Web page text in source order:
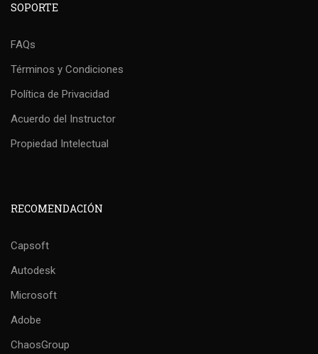
SOPORTE
FAQs
Términos y Condiciones
Política de Privacidad
Acuerdo del Instructor
Propiedad Intelectual
RECOMENDACIÓN
Capsoft
Autodesk
Microsoft
Adobe
ChaosGroup